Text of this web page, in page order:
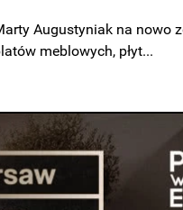
Augustyniak na nowo
meblowych, płyt...